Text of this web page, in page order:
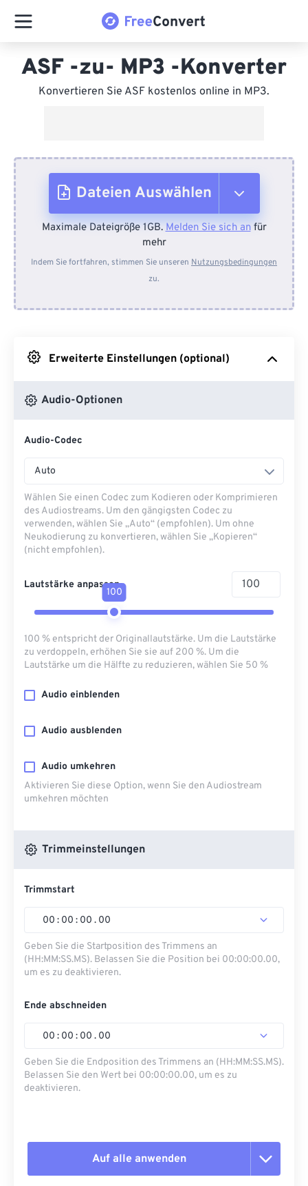
ASF -zu- MP3 -Konverter
Konvertieren Sie ASF kostenlos online in MP3.
Dateien Auswählen
Vom Gerät
Von Dropbox
Maximale Dateigröße 1GB.Melden Sie sich anfür
mehr
Indem Sie fortfahren, stimmen Sie unseren Nutzungsbedingungen
zu.
Erweiterte Einstellungen (optional)
Audio-Optionen
Audio-Codec
Auto
Wählen Sie einen Codec zum Kodieren oder Komprimieren
des Audiostreams. Um den gängigsten Codec zu
verwenden, wählen Sie „Auto“ (empfohlen). Um ohne
Neukodierung zu konvertieren, wählen Sie „Kopieren“
(nicht empfohlen).
Lautstärke anpassen
100
100 % entspricht der Originallautstärke. Um die Lautstärke
zu verdoppeln, erhöhen Sie sie auf 200 %. Um die
Lautstärke um die Hälfte zu reduzieren, wählen Sie 50 %
Audio einblenden
Audio ausblenden
Audio umkehren
Aktivieren Sie diese Option, wenn Sie den Audiostream
umkehren möchten
Trimmeinstellungen
Trimmstart
00 : 00 : 00 . 00
Geben Sie die Startposition des Trimmens an
(HH:MM:SS.MS). Belassen Sie die Position bei 00:00:00.00,
um es zu deaktivieren.
Ende abschneiden
00 : 00 : 00 . 00
Geben Sie die Endposition des Trimmens an (HH:MM:SS.MS).
Belassen Sie den Wert bei 00:00:00.00, um es zu
deaktivieren.
Auf alle anwenden